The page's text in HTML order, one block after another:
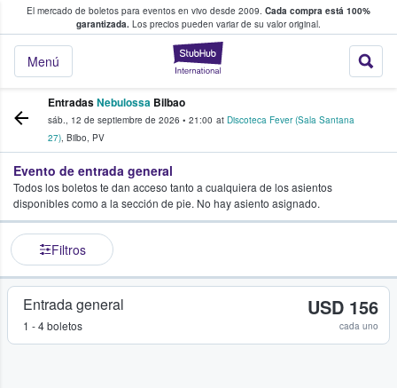
El mercado de boletos para eventos en vivo desde 2009. Cada compra está 100%
garantizada. Los precios pueden variar de su valor original.
StubHub: donde
Menú
fans compran y venden boletos
EntradasNebulossa Bilbao
sáb., 12 de septiembre de 2026 • 21:00 at Discoteca Fever (Sala Santana
27), Bilbo, PV
Evento de entrada general
Todos los boletos te dan acceso tanto a cualquiera de los asientos
disponibles como a la sección de pie. No hay asiento asignado.
Filtros
Entrada general
1 - 4 boletos
USD 156
cada uno